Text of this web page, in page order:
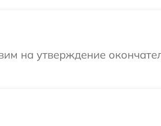
на утверждение